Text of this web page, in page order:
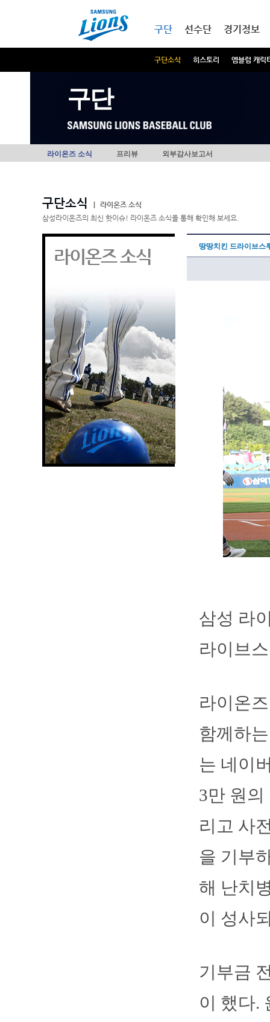
구단
구단소식 히스토리 엠블럼 캐릭
선수단 경기정보
구단
라이온즈 소식 프리뷰 외부감사보고서
구단소식
라이온즈 소식
삼성라이온즈의 최신 핫이슈! 라이온즈 소식을 통해 확인해 보세요.
라이온즈 소식 땅땅치킨 드라이브스
삼성 라
라이브
라이온
함께하
는 네이
3만 원의
리고 사
을 기부
해 난치
이 성사
기부금
이 했다.